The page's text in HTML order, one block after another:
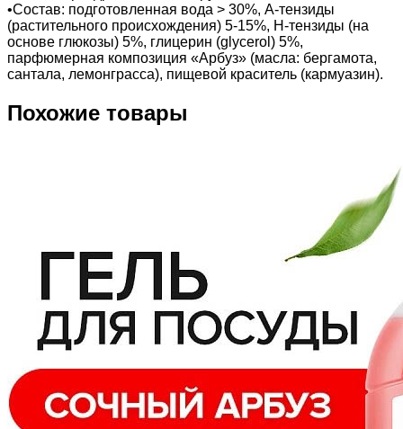
•Состав: подготовленная вода > 30%, А-тензиды
(растительного происхождения) 5-15%, Н-тензиды (на
основе глюкозы) 5%, глицерин (glycerol) 5%,
парфюмерная композиция «Арбуз» (масла: бергамота,
сантала, лемонграсса), пищевой краситель (кармуазин).
Похожие товары